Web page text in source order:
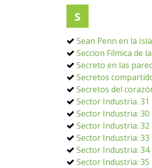
S
Sean Penn en la
Seccion Fílmica de
Secreto en las
Secretos
Secretos del
Sector Industria.
Sector Industria:
Sector Industria:
Sector Industria:
Sector Industria:
Sector Industria: